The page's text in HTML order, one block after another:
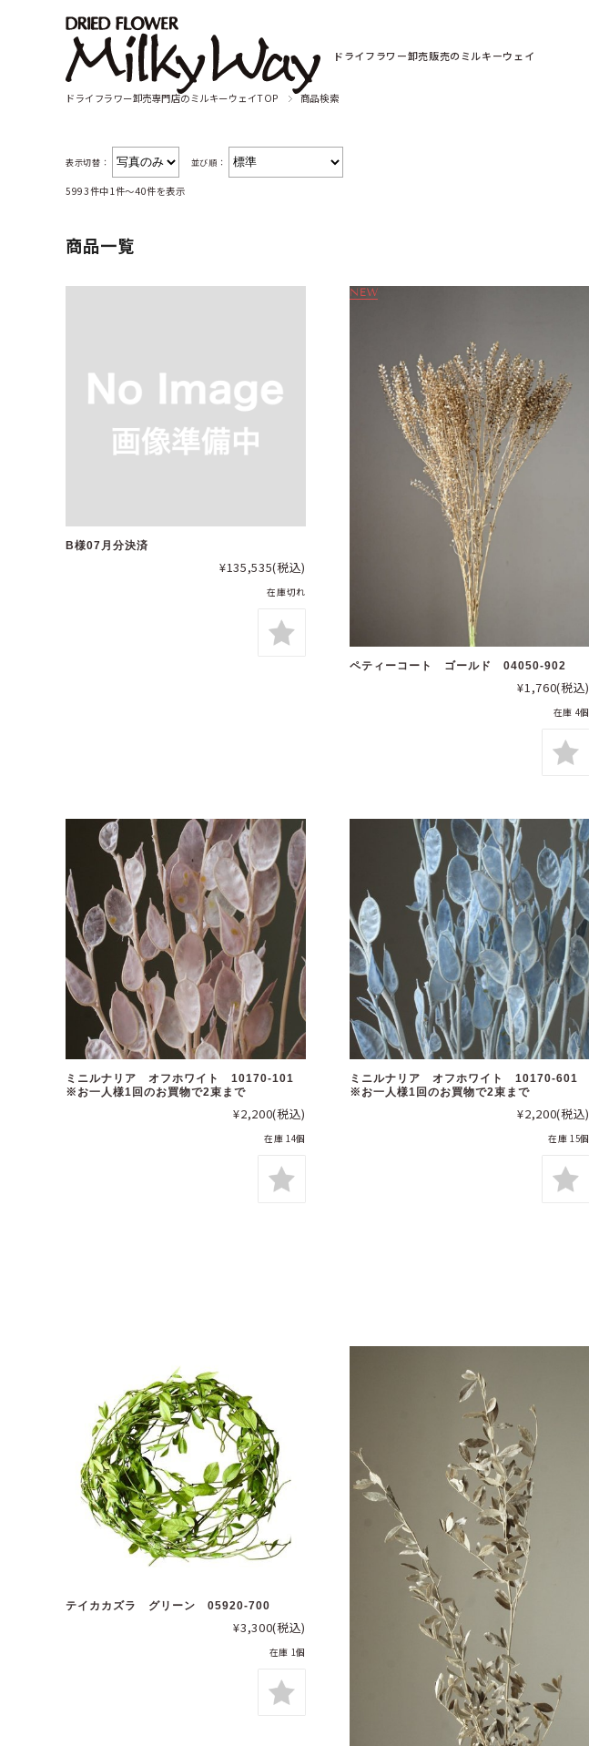
ドライフラワー卸売販売のミルキーウェイ
ドライフラワー卸売専門店のミルキーウェイTOP 商品検索
表示切替： 並び順：
5993件中1件～40件を表示
商品一覧
B様07月分決済
¥135,535(税込)
在庫切れ
ペティーコート ゴールド 04050-902
¥1,760(税込)
在庫 4個
ミニルナリア オフホワイト 10170-101
※お一人様1回のお買物で2束まで
¥2,200(税込)
在庫 14個
ミニルナリア オフホワイト 10170-601
※お一人様1回のお買物で2束まで
¥2,200(税込)
在庫 15個
テイカカズラ グリーン 05920-700
¥3,300(税込)
在庫 1個